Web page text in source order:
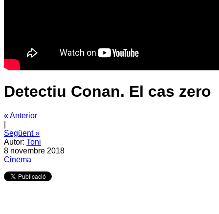
Detectiu Conan. El cas zero
« Anterior
Següent »
Autor: Toni
8 novembre 2018
Cinema